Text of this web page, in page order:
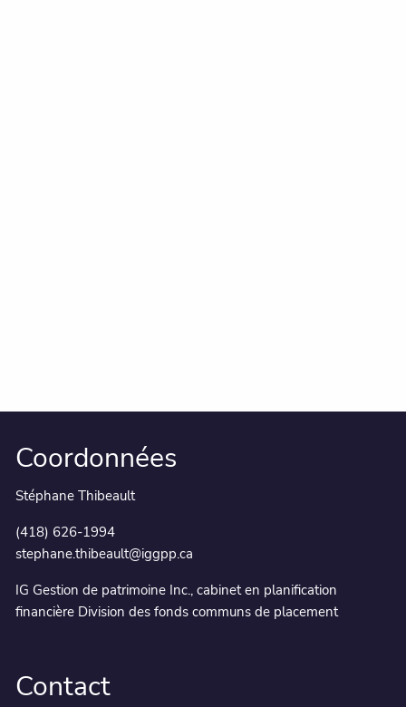
Coordonnées
Stéphane Thibeault
(418) 626-1994
stephane.thibeault@iggpp.ca
IG Gestion de patrimoine Inc., cabinet en planification
financière Division des fonds communs de placement
Contact